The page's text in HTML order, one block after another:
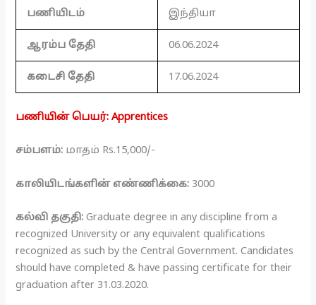
பணியிடம் இந்தியா
ஆரம்ப தேதி 06.06.2024
கடைசி தேதி 17.06.2024
பணியின் பெயர்: Apprentices
சம்பளம்: மாதம் Rs.15,000/-
காலியிடங்களின் எண்ணிக்கை: 3000
கல்வி தகுதி: Graduate degree in any discipline from a
recognized University or any equivalent qualifications
recognized as such by the Central Government. Candidates
should have completed & have passing certificate for their
graduation after 31.03.2020.